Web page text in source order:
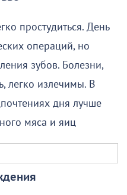
простудиться. День
операций, но
зубов. Болезни,
легко излечимы. В
дня лучше
мяса и яиц